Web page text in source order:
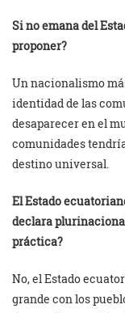
Si no emana del
proponer?
Un nacionalismo
identidad de las
desaparecer en el
comunidades
destino universal.
El Estado
declara
práctica?
No, el Estado
grande con los